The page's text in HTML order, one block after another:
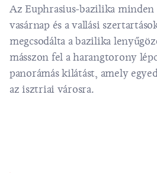
Az Euphrasius-bazilika
vasárnap és a vallási
megcsodálta a bazilika
másszon fel a harangtorony
panorámás kilátást, amely
az isztriai városra.